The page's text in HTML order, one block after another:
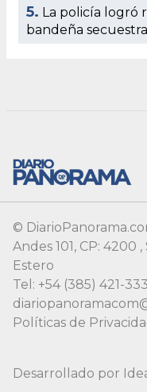
©
Andes 101, CP: 4200
Estero
Tel: +54 (385) 421-
Políticas de
Desarrollado por